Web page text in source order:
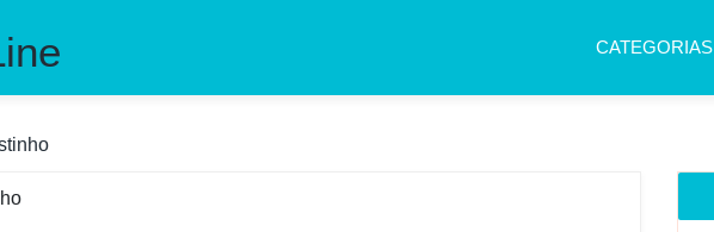
CATEGORIAS